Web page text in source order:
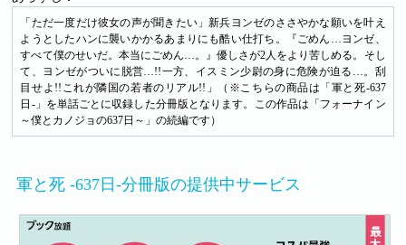
「ただ一度だけ彼女の声が聞きたい」新兵ヨンゼのささやかな願いを叶え
ようとしたハンに襲いかかるあまりにも酷い仕打ち。『ごめん…ヨンゼ、
すべて僕のせいだ。本当にごめん…。』優しさが2人をより苦しめる。そし
て、ヨンゼがついに脱営…!!一方、イスミン少尉の身に危険が迫る…。刮
目せよ!!これが隣国の若者のリアル!!」（※こちらの商品は「軍と死-637
日-」を単話ごとに収録した分冊版となります。この作品は「フォーナイン
～僕とカノジョの637日～」の続編です）
軍と死 -637日-分冊版の提供中サービス